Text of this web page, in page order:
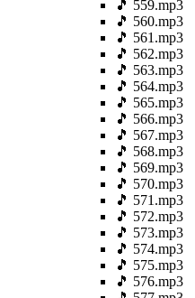
🎵 559.mp3
🎵 560.mp3
🎵 561.mp3
🎵 562.mp3
🎵 563.mp3
🎵 564.mp3
🎵 565.mp3
🎵 566.mp3
🎵 567.mp3
🎵 568.mp3
🎵 569.mp3
🎵 570.mp3
🎵 571.mp3
🎵 572.mp3
🎵 573.mp3
🎵 574.mp3
🎵 575.mp3
🎵 576.mp3